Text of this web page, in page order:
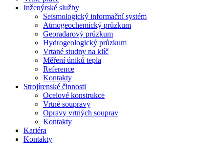
Inženýrské služby
Seismologický informační systém
Atmogeochemický průzkum
Georadarový průzkum
Hydrogeologický průzkum
Vrtané studny na klíč
Měření úniků tepla
Reference
Kontakty
Strojírenské činnosti
Ocelové konstrukce
Vrtné soupravy
Opravy vrtných souprav
Kontakty
Kariéra
Kontakty